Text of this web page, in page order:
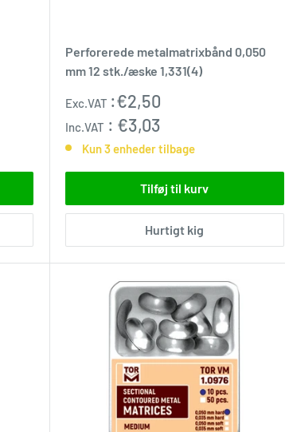
Perforerede metalmatrixbånd 0,050
mm 12 stk./æske 1,331(4)
Udsalgspris
Exc.VAT :€2,50
Inc.VAT : €3,03
Kun 3 enheder tilbage
Tilføj til kurv
Hurtigt kig